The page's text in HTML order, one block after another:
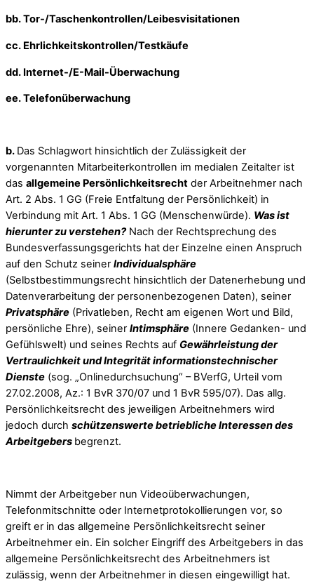
bb. Tor-/Taschenkontrollen/Leibesvisitationen
cc. Ehrlichkeitskontrollen/Testkäufe
dd. Internet-/E-Mail-Überwachung
ee. Telefonüberwachung
b. Das Schlagwort hinsichtlich der Zulässigkeit der
vorgenannten Mitarbeiterkontrollen im medialen Zeitalter ist
das allgemeine Persönlichkeitsrecht der Arbeitnehmer nach
Art. 2 Abs. 1 GG (Freie Entfaltung der Persönlichkeit) in
Verbindung mit Art. 1 Abs. 1 GG (Menschenwürde). Was ist
hierunter zu verstehen?Nach der Rechtsprechung des
Bundesverfassungsgerichts hat der Einzelne einen Anspruch
auf den Schutz seiner Individualsphäre
(Selbstbestimmungsrecht hinsichtlich der Datenerhebung und
Datenverarbeitung der personenbezogenen Daten), seiner
Privatsphäre (Privatleben, Recht am eigenen Wort und Bild,
persönliche Ehre), seiner Intimsphäre (Innere Gedanken- und
Gefühlswelt) und seines Rechts auf Gewährleistung der
Vertraulichkeit und Integrität informationstechnischer
Dienste (sog. „Onlinedurchsuchung“ – BVerfG, Urteil vom
27.02.2008, Az.: 1 BvR 370/07 und 1 BvR 595/07). Das allg.
Persönlichkeitsrecht des jeweiligen Arbeitnehmers wird
jedoch durch schützenswerte betriebliche Interessen des
Arbeitgebers begrenzt.
Nimmt der Arbeitgeber nun Videoüberwachungen,
Telefonmitschnitte oder Internetprotokollierungen vor, so
greift er in das allgemeine Persönlichkeitsrecht seiner
Arbeitnehmer ein. Ein solcher Eingriff des Arbeitgebers in das
allgemeine Persönlichkeitsrecht des Arbeitnehmers ist
zulässig, wenn der Arbeitnehmer in diesen eingewilligt hat.